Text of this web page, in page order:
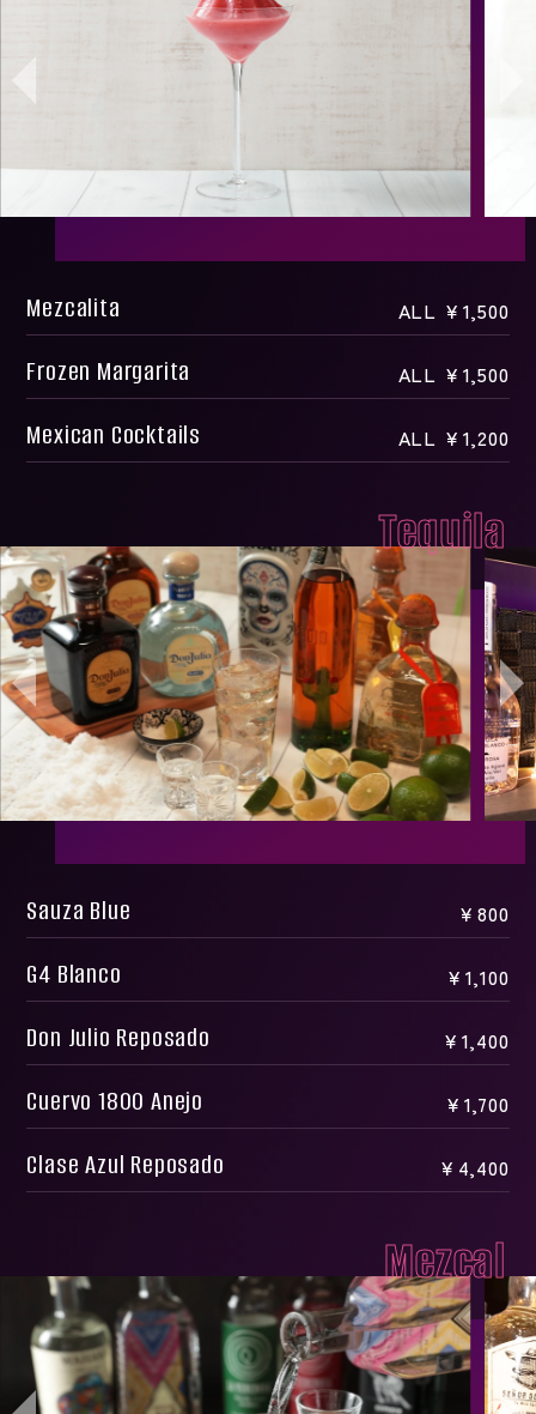
Mezcalita ALL ￥1,500
Frozen Margarita ALL ￥1,500
Mexican Cocktails ALL ￥1,200
Tequila
Sauza Blue ￥800
G4 Blanco ￥1,100
Don Julio Reposado ￥1,400
Cuervo 1800 Anejo ￥1,700
Clase Azul Reposado ￥4,400
Mezcal